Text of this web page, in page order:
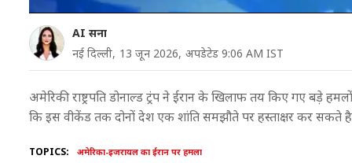
AI सना
नई दिल्ली, 13 जून 2026, अपडेटेड 9:06 AM IST
अमेरिकी राष्ट्रपति डोनाल्ड ट्रंप ने ईरान के खिलाफ तय किए गए बड़े
कि इस वीकेंड तक दोनों देश एक शांति समझौते पर हस्ताक्षर कर सकते
TOPICS: अमेरिका-इजरायल का ईरान पर हमला